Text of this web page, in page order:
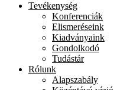
Tevékenység
Konferenciák
Elismeréseink
Kiadványaink
Gondolkodó
Tudástár
Rólunk
Alapszabály